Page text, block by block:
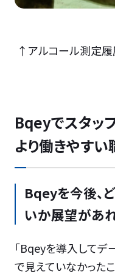
↑アルコール測定履
Bqeyでスタッ
より働きやす
Bqeyを今後、
いか展望があ
「Bqeyを導入してデ
で見えていなかった